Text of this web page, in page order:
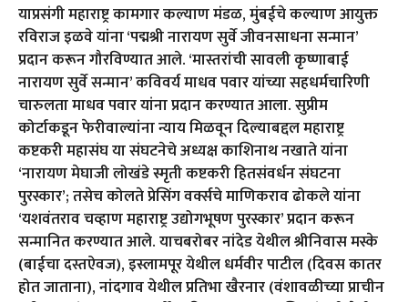
याप्रसंगी महाराष्ट्र कामगार कल्याण मंडळ, मुंबईचे कल्याण आयुक्त
रविराज इळवे यांना ‘पद्मश्री नारायण सुर्वे जीवनसाधना सन्मान’
प्रदान करून गौरविण्यात आले. ‘मास्तरांची सावली कृष्णाबाई
नारायण सुर्वे सन्मान’ कविवर्य माधव पवार यांच्या सहधर्मचारिणी
चारुलता माधव पवार यांना प्रदान करण्यात आला. सुप्रीम
कोर्टाकडून फेरीवाल्यांना न्याय मिळवून दिल्याबद्दल महाराष्ट्र
कष्टकरी महासंघ या संघटनेचे अध्यक्ष काशिनाथ नखाते यांना
‘नारायण मेघाजी लोखंडे स्मृती कष्टकरी हितसंवर्धन संघटना
पुरस्कार’; तसेच कोलते प्रेसिंग वर्क्सचे माणिकराव ढोकले यांना
‘यशवंतराव चव्हाण महाराष्ट्र उद्योगभूषण पुरस्कार’ प्रदान करून
सन्मानित करण्यात आले. याचबरोबर नांदेड येथील श्रीनिवास मस्के
(बाईचा दस्तऐवज), इस्लामपूर येथील धर्मवीर पाटील (दिवस कातर
होत जाताना), नांदगाव येथील प्रतिभा खैरनार (वंशावळीच्या प्राचीन